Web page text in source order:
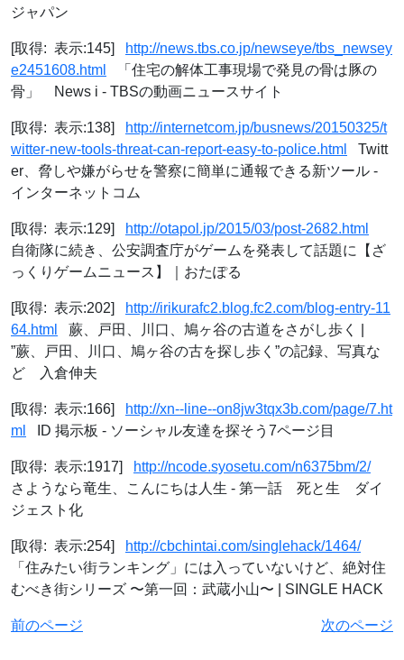
ジャパン
[取得: 表示:145]
http://news.tbs.co.jp/newseye/tbs_newsey
e2451608.html
「住宅の解体工事現場で発見の骨は豚の
骨」 News i - TBSの動画ニュースサイト
[取得: 表示:138]
http://internetcom.jp/busnews/20150325/t
witter-new-tools-threat-can-report-easy-to-police.html
Twitt
er、脅しや嫌がらせを警察に簡単に通報できる新ツール -
インターネットコム
[取得: 表示:129]
http://otapol.jp/2015/03/post-2682.html
自衛隊に続き、公安調査庁がゲームを発表して話題に【ざ
っくりゲームニュース】｜おたぽる
[取得: 表示:202]
http://irikurafc2.blog.fc2.com/blog-entry-11
64.html
蕨、戸田、川口、鳩ヶ谷の古道をさがし歩く |
”蕨、戸田、川口、鳩ヶ谷の古を探し歩く”の記録、写真な
ど 入倉伸夫
[取得: 表示:166]
http://xn--line--on8jw3tqx3b.com/page/7.ht
ml
ID 掲示板 - ソーシャル友達を探そう7ページ目
[取得: 表示:1917]
http://ncode.syosetu.com/n6375bm/2/
さようなら竜生、こんにちは人生 - 第一話 死と生 ダイ
ジェスト化
[取得: 表示:254]
http://cbchintai.com/singlehack/1464/
「住みたい街ランキング」には入っていないけど、絶対住
むべき街シリーズ 〜第一回：武蔵小山〜 | SINGLE HACK
前のページ 次のページ